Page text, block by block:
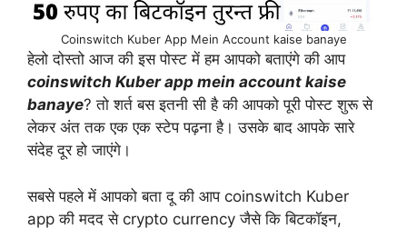
Coinswitch Kuber App Mein Account kaise banaye
हेलो दोस्तो आज की इस पोस्ट में हम आपको बताएंगे की आप
coinswitch Kuber app mein account kaise
banaye? तो शर्त बस इतनी सी है की आपको पूरी पोस्ट शुरू से
लेकर अंत तक एक एक स्टेप पढ़ना है। उसके बाद आपके सारे
संदेह दूर हो जाएंगे।
सबसे पहले में आपको बता दू की आप coinswitch Kuber
app की मदद से crypto currency जैसे कि बिटकॉइन,